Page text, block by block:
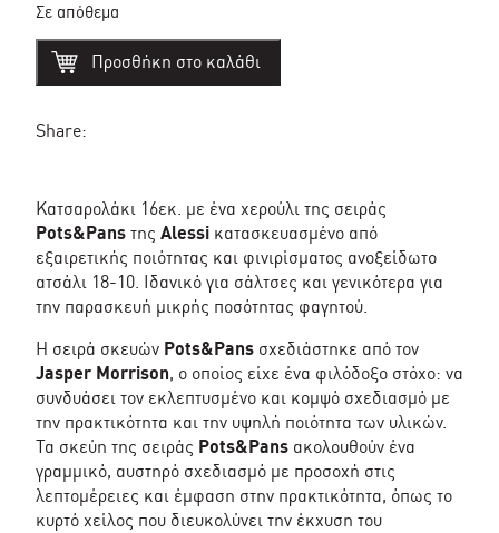
was:
€75,00.
τιμή
είναι:
Σε απόθεμα
Pots&Pans
κατσαρολάκι
16εκ.
ALESSI
Προσθήκη στο καλάθι
Share:
Κατσαρολάκι 16εκ. με ένα χερούλι της σειράς
Pots&Pans της Alessi κατασκευασμένο από
εξαιρετικής ποιότητας και φινιρίσματος ανοξείδωτο
ατσάλι 18-10. Ιδανικό για σάλτσες και γενικότερα για
την παρασκευή μικρής ποσότητας φαγητού.
Η σειρά σκευών Pots&Pans σχεδιάστηκε από τον
Jasper Morrison, ο οποίος είχε ένα φιλόδοξο στόχο: να
συνδυάσει τον εκλεπτυσμένο και κομψό σχεδιασμό με
την πρακτικότητα και την υψηλή ποιότητα των υλικών.
Τα σκεύη της σειράς Pots&Pans ακολουθούν ένα
γραμμικό, αυστηρό σχεδιασμό με προσοχή στις
λεπτομέρειες και έμφαση στην πρακτικότητα, όπως το
κυρτό χείλος που διευκολύνει την έκχυση του